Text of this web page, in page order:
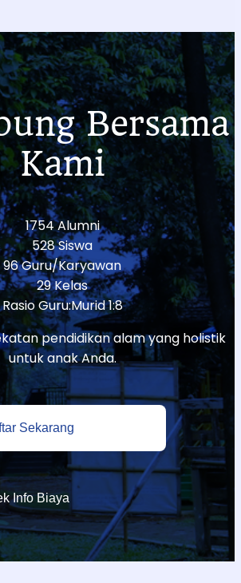
Bersama
Kami
1754 Alumni
528 Siswa
96 Guru/Karyawan
29 Kelas
Rasio Guru:Murid 1:8
pendidikan alam yang holistik
untuk anak Anda.
Sekarang
Info Biaya